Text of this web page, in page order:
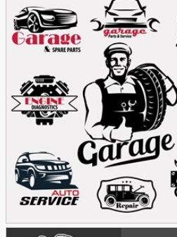
تومان
90,000